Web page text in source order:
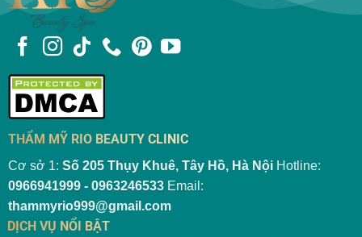
THẨM MỸ RIO BEAUTY CLINIC
Cơ sở 1: Số 205 Thụy Khuê, Tây Hồ, Hà NộiHotline:
0966941999 - 0963246533Email:
thammyrio999@gmail.com
DỊCH VỤ NỔI BẬT